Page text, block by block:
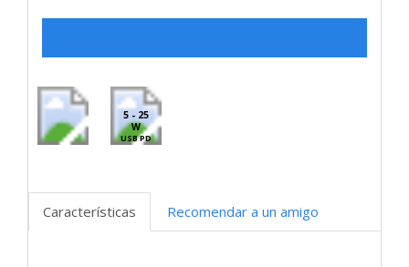
5 - 25
W
USB PD
Características Recomendar a un amigo